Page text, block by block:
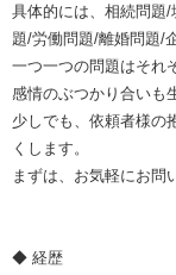
具体的には、相続問題
題/労働問題/離婚問題/
一つ一つの問題はそれ
感情のぶつかり合いも
少しでも、依頼者様の
くします。
まずは、お気軽にお問
◆ 経歴